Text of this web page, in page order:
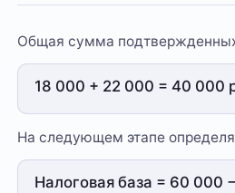
Общая сумма
18 000 + 22 000 = 40 000
На следующем этапе
Налоговая база = 60 000